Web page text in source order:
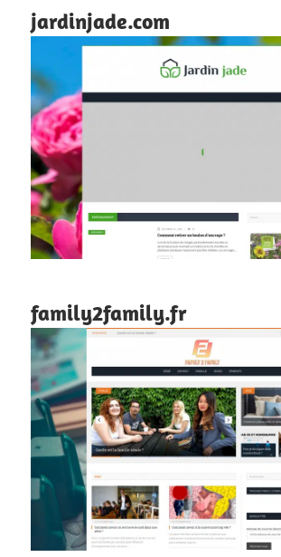
jardinjade.com
family2family.fr